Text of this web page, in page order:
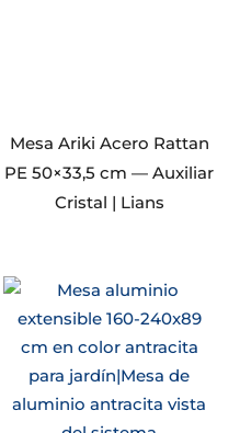
Mesa Ariki Acero Rattan
PE 50×33,5 cm — Auxiliar
Cristal | Lians